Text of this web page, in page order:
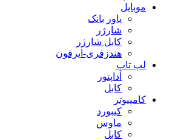
موبایل
پاور بانک
شارژر
کابل شارژر
هندزفری-ایرفون
لپ تاپ
آداپتور
کابل
کامپیوتر
کیبورد
ماوس
کابل